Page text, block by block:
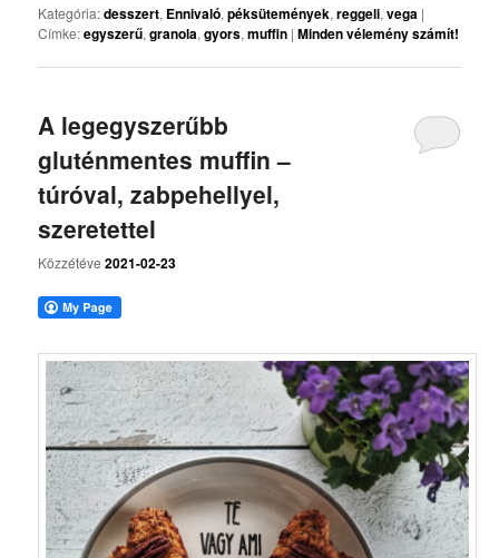
Kategória:desszert, Ennivaló,péksütemények,reggeli,vega |
Címke:egyszerű,granola,gyors,muffin |Minden vélemény számít!
A legegyszerűbb
gluténmentes muffin –
túróval, zabpehellyel,
szeretettel
Közzétéve2021-02-23